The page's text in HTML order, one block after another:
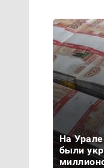
На
были